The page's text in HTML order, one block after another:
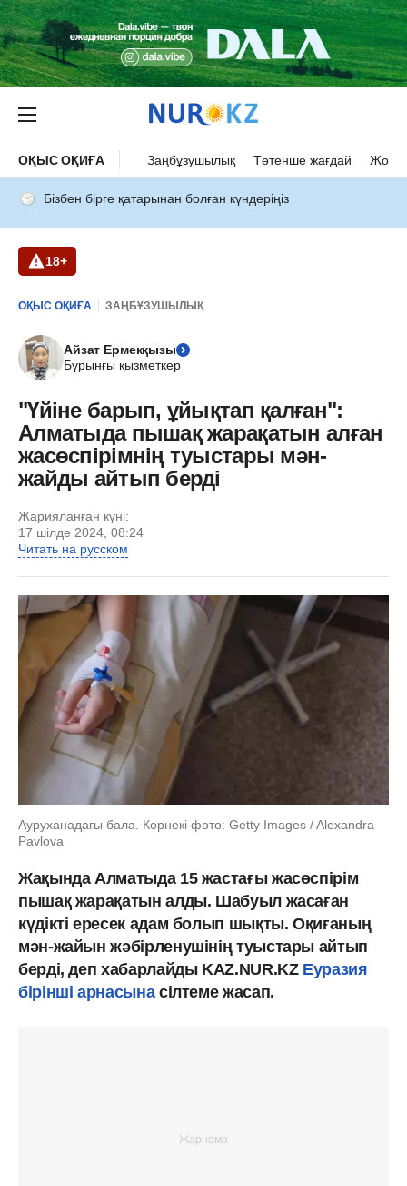
ОҚЫС ОҚИҒА Заңбұзушылық Төтенше жағдай Жол
Бізбен бірге қатарынан болған күндеріңіз
18+
ОҚЫС ОҚИҒА ЗАҢБҰЗУШЫЛЫҚ
Айзат Ермекқызы
Бұрынғы қызметкер
"Үйіне барып, ұйықтап қалған":
Алматыда пышақ жарақатын алған
жасөспірімнің туыстары мән-
жайды айтып берді
Жарияланған күні:
17 шілде 2024, 08:24
Читать на русском
Ауруханадағы бала. Көрнекі фото: Getty Images / Alexandra
Pavlova
Жақында Алматыда 15 жастағы жасөспірім
пышақ жарақатын алды. Шабуыл жасаған
күдікті ересек адам болып шықты. Оқиғаның
мән-жайын жәбірленушінің туыстары айтып
берді, деп хабарлайды KAZ.NUR.KZЕуразия
бірінші арнасына сілтеме жасап.